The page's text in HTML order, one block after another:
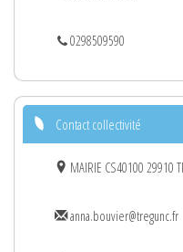
0298509590
Contact collectivité
MAIRIE CS40100 29910
anna.bouvier@tregunc.fr